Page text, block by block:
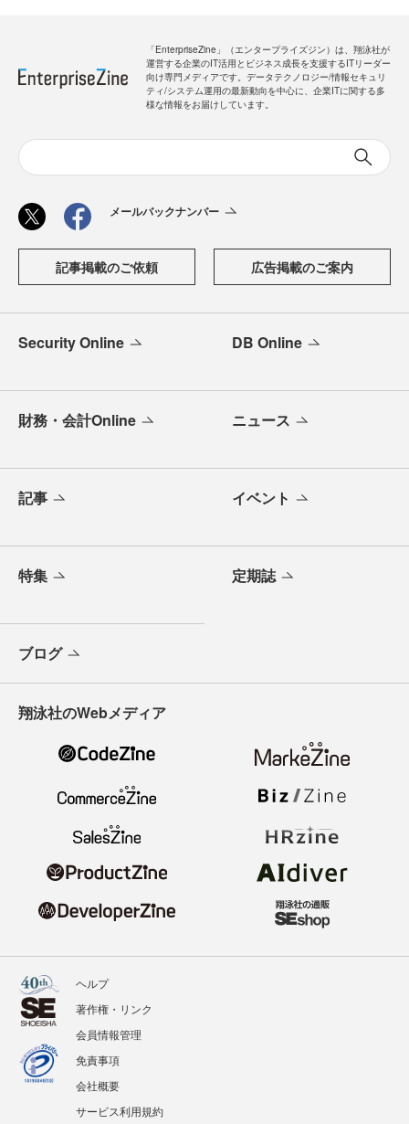
「EnterpriseZine」（エンタープライズジン）は、翔泳社が
運営する企業のIT活用とビジネス成長を支援するITリーダー
向け専門メディアです。データテクノロジー/情報セキュリ
ティ/システム運用の最新動向を中心に、企業ITに関する多
様な情報をお届けしています。
メールバックナンバー
記事掲載のご依頼 広告掲載のご案内
Security Online DB Online
財務・会計Online ニュース
記事 イベント
特集 定期誌
ブログ
翔泳社のWebメディア
ヘルプ
著作権・リンク
会員情報管理
免責事項
会社概要
サービス利用規約